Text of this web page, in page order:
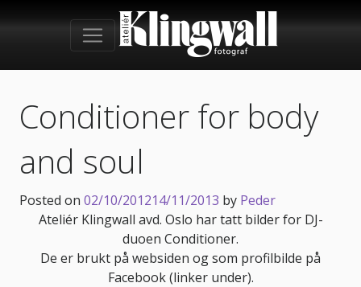
Conditioner for body
and soul
Posted on 02/10/201214/11/2013 by Peder
Ateliér Klingwall avd. Oslo har tatt bilder for DJ-
duoen Conditioner.
De er brukt på websiden og som profilbilde på
Facebook (linker under).